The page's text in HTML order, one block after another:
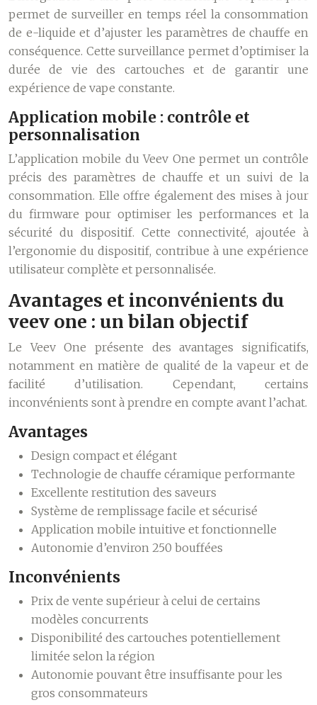
permet de surveiller en temps réel la consommation
de e-liquide et d’ajuster les paramètres de chauffe en
conséquence. Cette surveillance permet d’optimiser la
durée de vie des cartouches et de garantir une
expérience de vape constante.
Application mobile : contrôle et
personnalisation
L’application mobile du Veev One permet un contrôle
précis des paramètres de chauffe et un suivi de la
consommation. Elle offre également des mises à jour
du firmware pour optimiser les performances et la
sécurité du dispositif. Cette connectivité, ajoutée à
l’ergonomie du dispositif, contribue à une expérience
utilisateur complète et personnalisée.
Avantages et inconvénients du
veev one : un bilan objectif
Le Veev One présente des avantages significatifs,
notamment en matière de qualité de la vapeur et de
facilité d’utilisation. Cependant, certains
inconvénients sont à prendre en compte avant l’achat.
Avantages
Design compact et élégant
Technologie de chauffe céramique performante
Excellente restitution des saveurs
Système de remplissage facile et sécurisé
Application mobile intuitive et fonctionnelle
Autonomie d’environ 250 bouffées
Inconvénients
Prix de vente supérieur à celui de certains
modèles concurrents
Disponibilité des cartouches potentiellement
limitée selon la région
Autonomie pouvant être insuffisante pour les
gros consommateurs